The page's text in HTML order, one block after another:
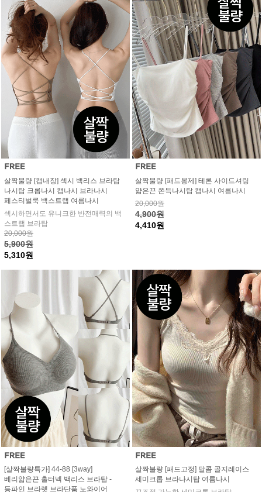
살짝불량 [캡내장] 섹시 백리스 브라탑
나시탑 크롭나시 캡나시 브라나시
페스티벌룩 백스트랩 여름나시
섹시하면서도 유니크한 반전매력의 백
스트랩 브라탑
20,000원
5,900원
5,310원
살짝불량 [패드봉제] 테론 사이드셔링
얇은끈 쫀득나시탑 캡나시 여름나시
20,000원
4,900원
4,410원
[살짝불량특가] 44-88 [3way]
베리얇은끈 홀터넥 백리스 브라탑 -
등파인 브라렛 브라단품 노와이어
살짝불량 [패드고정] 달콤 골지레이스
세미크롭 브라나시탑 여름나시